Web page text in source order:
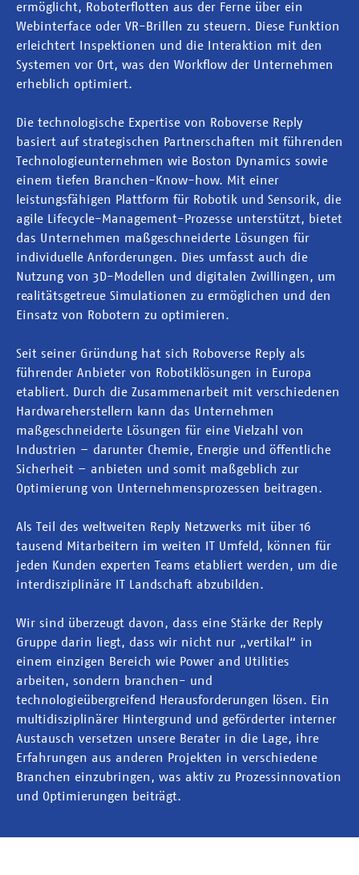
ermöglicht, Roboterflotten aus der Ferne über ein
Webinterface oder VR-Brillen zu steuern. Diese Funktion
erleichtert Inspektionen und die Interaktion mit den
Systemen vor Ort, was den Workflow der Unternehmen
erheblich optimiert.
Die technologische Expertise von Roboverse Reply
basiert auf strategischen Partnerschaften mit führenden
Technologieunternehmen wie Boston Dynamics sowie
einem tiefen Branchen-Know-how. Mit einer
leistungsfähigen Plattform für Robotik und Sensorik, die
agile Lifecycle-Management-Prozesse unterstützt, bietet
das Unternehmen maßgeschneiderte Lösungen für
individuelle Anforderungen. Dies umfasst auch die
Nutzung von 3D-Modellen und digitalen Zwillingen, um
realitätsgetreue Simulationen zu ermöglichen und den
Einsatz von Robotern zu optimieren.
Seit seiner Gründung hat sich Roboverse Reply als
führender Anbieter von Robotiklösungen in Europa
etabliert. Durch die Zusammenarbeit mit verschiedenen
Hardwareherstellern kann das Unternehmen
maßgeschneiderte Lösungen für eine Vielzahl von
Industrien – darunter Chemie, Energie und öffentliche
Sicherheit – anbieten und somit maßgeblich zur
Optimierung von Unternehmensprozessen beitragen.
Als Teil des weltweiten Reply Netzwerks mit über 16
tausend Mitarbeitern im weiten IT Umfeld, können für
jeden Kunden experten Teams etabliert werden, um die
interdisziplinäre IT Landschaft abzubilden.
Wir sind überzeugt davon, dass eine Stärke der Reply
Gruppe darin liegt, dass wir nicht nur „vertikal“ in
einem einzigen Bereich wie Power and Utilities
arbeiten, sondern branchen- und
technologieübergreifend Herausforderungen lösen. Ein
multidisziplinärer Hintergrund und geförderter interner
Austausch versetzen unsere Berater in die Lage, ihre
Erfahrungen aus anderen Projekten in verschiedene
Branchen einzubringen, was aktiv zu Prozessinnovation
und Optimierungen beiträgt.